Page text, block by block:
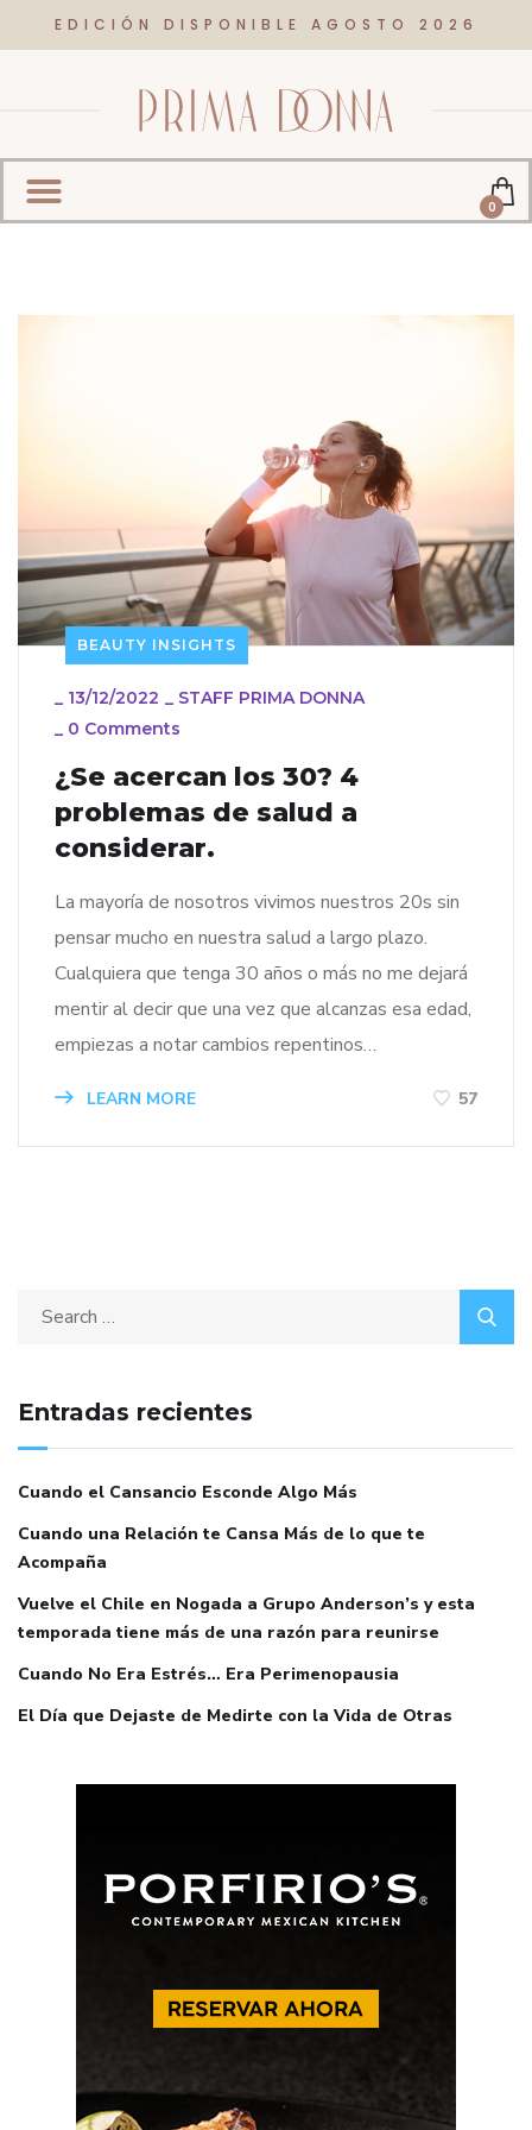
EDICIÓN DISPONIBLE AGOSTO 2026
0
BEAUTY INSIGHTS
_ 13/12/2022 _ STAFF PRIMA DONNA
_ 0 Comments
¿Se acercan los 30? 4
problemas de salud a
considerar.
La mayoría de nosotros vivimos nuestros 20s sin
pensar mucho en nuestra salud a largo plazo.
Cualquiera que tenga 30 años o más no me dejará
mentir al decir que una vez que alcanzas esa edad,
empiezas a notar cambios repentinos…
LEARN MORE 57
Entradas recientes
Cuando el Cansancio Esconde Algo Más
Cuando una Relación te Cansa Más de lo que te
Acompaña
Vuelve el Chile en Nogada a Grupo Anderson’s y esta
temporada tiene más de una razón para reunirse
Cuando No Era Estrés… Era Perimenopausia
El Día que Dejaste de Medirte con la Vida de Otras